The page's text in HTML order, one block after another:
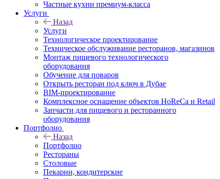
Частные кухни премиум-класса
Услуги
Назад
Услуги
Технологическое проектирование
Техническое обслуживание ресторанов, магазинов
Монтаж пищевого технологического
оборудования
Обучение для поваров
Открыть ресторан под ключ в Дубае
BIM-проектирование
Комплексное оснащение объектов HoReCa и Retail
Запчасти для пищевого и ресторанного
оборудования
Портфолио
Назад
Портфолио
Рестораны
Столовые
Пекарни, кондитерские